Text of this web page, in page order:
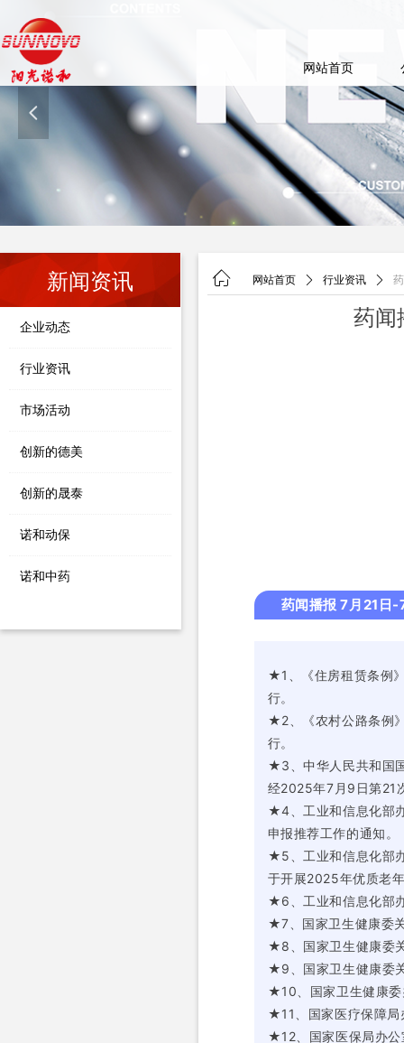
网站首页
넳
药闻
网站首页 ꄲ 行业资讯 ꄲ
药闻播报 7月21日
★1、《住房租赁条例
行。
★2、《农村公路条例
行。
★3、中华人民共和国
经2025年7月9日第21
★4、工业和信息化部
申报推荐工作的通知。
★5、工业和信息化部
于开展2025年优质老
★6、工业和信息化部
★7、国家卫生健康委
★8、国家卫生健康委
★9、国家卫生健康委
★10、国家卫生健康委
★11、国家医疗保障局
★12、国家医保局办公
ꀇ
新闻资讯
企业动态
行业资讯
市场活动
创新的德美
创新的晟泰
诺和动保
诺和中药